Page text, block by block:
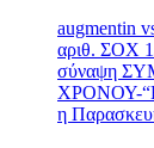
augmentin
αριθ. ΣΟΧ
σύναψη
ΧΡΟΝΟΥ-“Η
η